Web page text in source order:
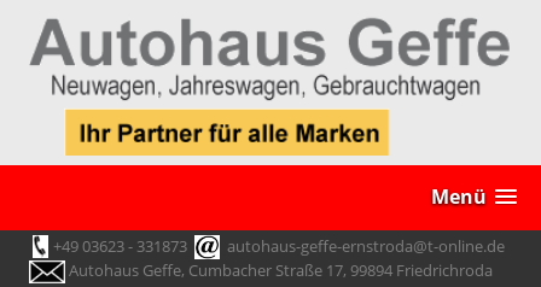
Menü
+49 03623 - 331873
autohaus-geffe-ernstroda@t-online.de
Autohaus Geffe, Cumbacher Straße 17, 99894 Friedrichroda